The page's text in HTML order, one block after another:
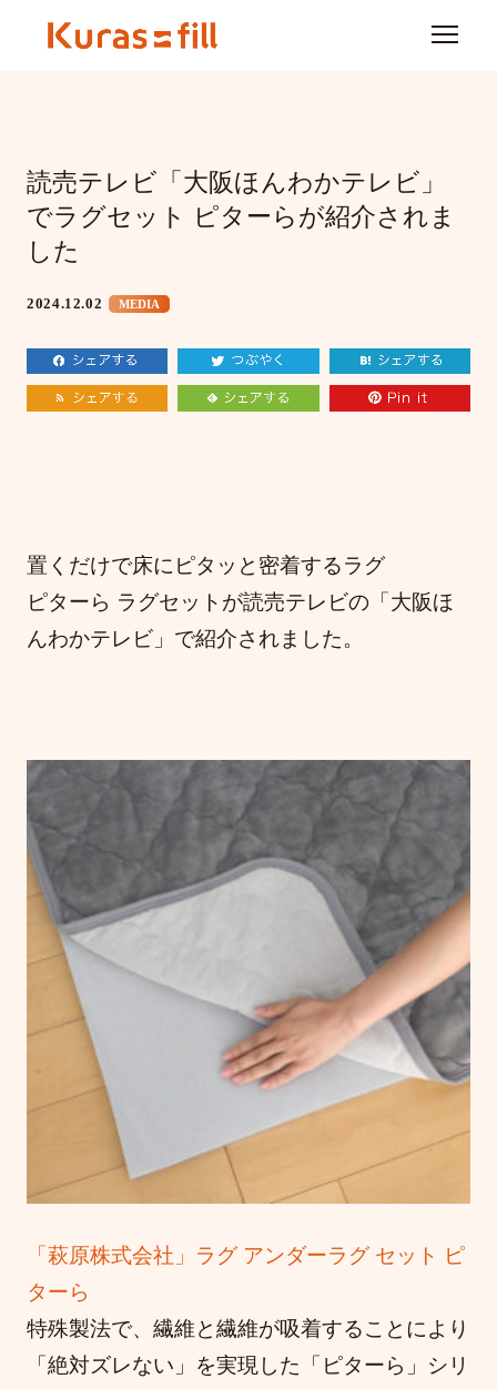
読売テレビ「大阪ほんわかテレビ」
でラグセット ピターらが紹介されま
した
2024.12.02 MEDIA
置くだけで床にピタッと密着するラグ
ピターら ラグセットが読売テレビの「大阪ほ
んわかテレビ」で紹介されました。
「萩原株式会社」ラグ アンダーラグ セット ピ
ターら
特殊製法で、繊維と繊維が吸着することにより
「絶対ズレない」を実現した「ピターら」シリ